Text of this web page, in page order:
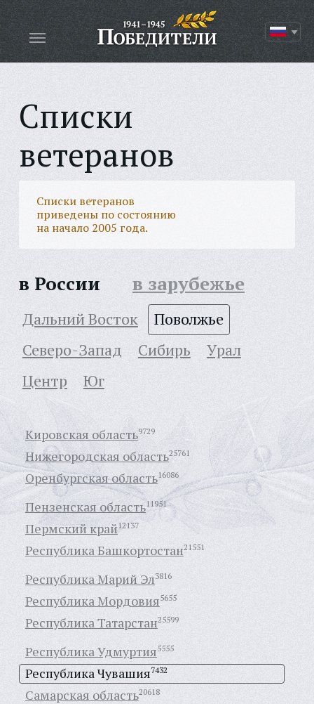
Списки
ветеранов
Списки ветеранов
приведены по состоянию
на начало 2005 года.
в России в зарубежье
Дальний Восток
Поволжье
Северо-Запад
Сибирь
Урал
Центр
Юг
Кировская область9729
Нижегородская область25761
Оренбургская область16086
Пензенская область11951
Пермский край 12137
Республика Башкортостан21551
Республика Марий Эл3816
Республика Мордовия5655
Республика Татарстан25599
Республика Удмуртия5555
Республика Чувашия7432
Самарская область20618